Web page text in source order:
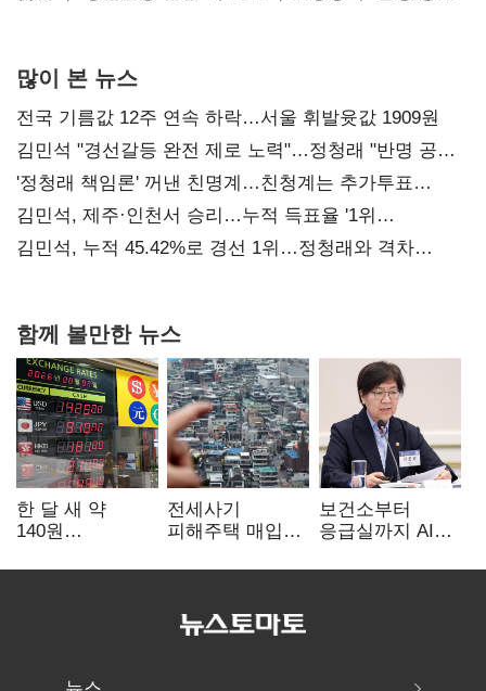
많이 본 뉴스
전국 기름값 12주 연속 하락…서울 휘발윳값 1909원
김민석 "경선갈등 완전 제로 노력"…정청래 "반명 공세
사과부터"
'정청래 책임론' 꺼낸 친명계…친청계는 추가투표
때리기
김민석, 제주·인천서 승리…누적 득표율 '1위
탈환'(종합)
김민석, 누적 45.42%로 경선 1위…정청래와 격차
함께 볼만한 뉴스
한 달 새 약
140원
엔저'에 원화
전세사기
피해주택 매입
누적 피해자
보건소부터
응급실까지 AI
혁신 본격화